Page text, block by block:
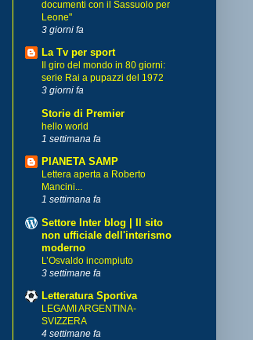
documenti con il Sassuolo per
Leone"
3 giorni fa
La Tv per sport
Il giro del mondo in 80 giorni:
serie Rai a pupazzi del 1972
3 giorni fa
Storie di Premier
hello world
1 settimana fa
PIANETA SAMP
Lettera aperta a Roberto
Mancini...
1 settimana fa
Settore Inter blog | Il sito
non ufficiale dell'interismo
moderno
L’Osvaldo incompiuto
3 settimane fa
Letteratura Sportiva
LEGAMI ARGENTINA-
SVIZZERA
4 settimane fa